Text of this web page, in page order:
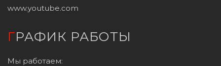
www.youtube.com
ГРАФИК РАБОТЫ
Мы работаем: